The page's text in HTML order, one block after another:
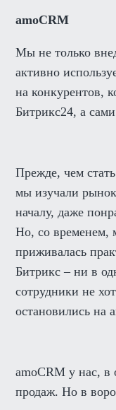
amoCRM
Мы не только
активно
на конкурентов,
Битрикс24, а
Прежде, чем
мы изучали
началу, даже
Но, со временем,
приживалась
Битрикс – ни в
сотрудники не
остановились на
amoCRM у нас, в
продаж. Но в